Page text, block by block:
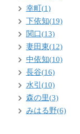
幸町(1)
下依知(19)
関口(13)
妻田東(12)
中依知(10)
長谷(16)
水引(10)
森の里(3)
みはる野(6)